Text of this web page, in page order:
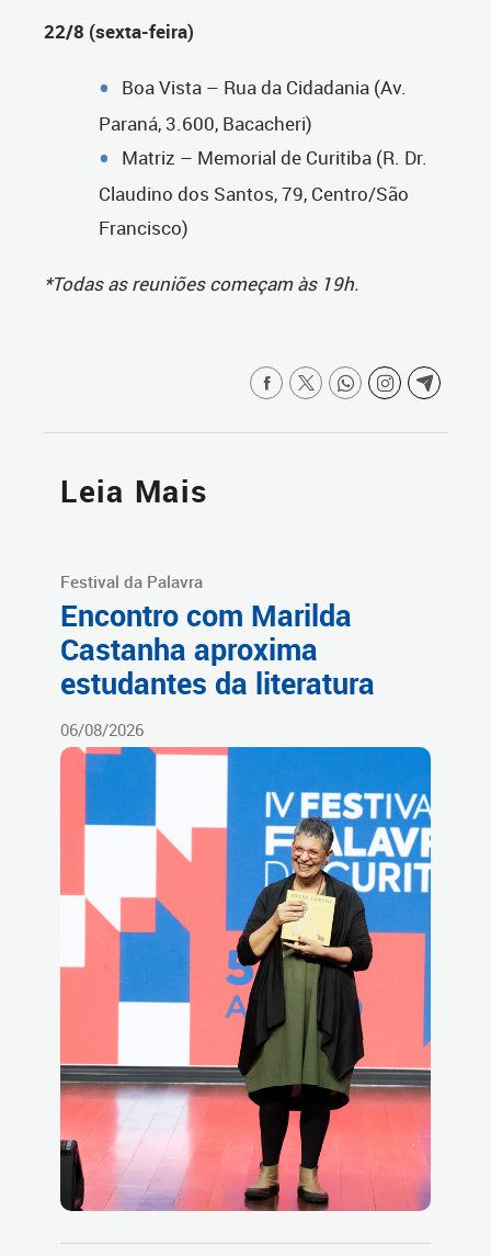
22/8 (sexta-feira)
Boa Vista – Rua da Cidadania (Av.
Paraná, 3.600, Bacacheri)
Matriz – Memorial de Curitiba (R. Dr.
Claudino dos Santos, 79, Centro/São
Francisco)
*Todas as reuniões começam às 19h.
Leia Mais
Festival da Palavra
Encontro com Marilda
Castanha aproxima
estudantes da literatura
06/08/2026